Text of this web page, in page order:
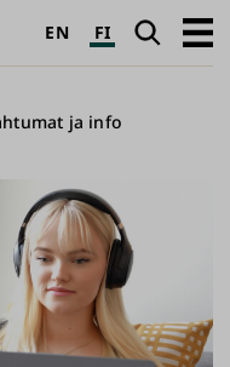
EN FI Haku
Avaa
ja info